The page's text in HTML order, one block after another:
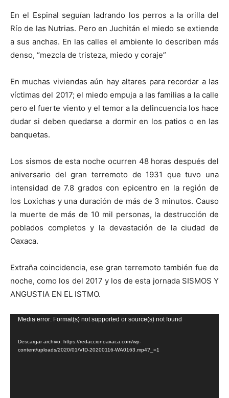
En el Espinal seguían ladrando los perros a la orilla del
Río de las Nutrias. Pero en Juchitán el miedo se extiende
a sus anchas. En las calles el ambiente lo describen más
denso, “mezcla de tristeza, miedo y coraje”
En muchas viviendas aún hay altares para recordar a las
víctimas del 2017; el miedo empuja a las familias a la calle
pero el fuerte viento y el temor a la delincuencia los hace
dudar si deben quedarse a dormir en los patios o en las
banquetas.
Los sismos de esta noche ocurren 48 horas después del
aniversario del gran terremoto de 1931 que tuvo una
intensidad de 7.8 grados con epicentro en la región de
los Loxichas y una duración de más de 3 minutos. Causo
la muerte de más de 10 mil personas, la destrucción de
poblados completos y la devastación de la ciudad de
Oaxaca.
Extraña coincidencia, ese gran terremoto también fue de
noche, como los del 2017 y los de esta jornada SISMOS Y
ANGUSTIA EN EL ISTMO.
Reproductor
vídeo
Media error: Format(s) not supported or source(s) not found
Descargar archivo: https://redaccionoaxaca.com/wp-
content/uploads/2020/01/VID-20200116-WA0163.mp4?_=1